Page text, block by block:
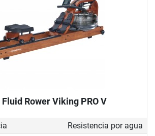
Fluid Rower Viking PRO V
Resistencia por agua